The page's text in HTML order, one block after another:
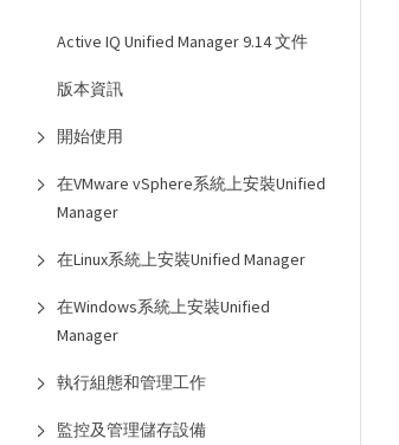
Active IQ Unified Manager 9.14 文件
版本資訊
開始使用
在VMware vSphere系統上安裝Unified
Manager
在Linux系統上安裝Unified Manager
在Windows系統上安裝Unified
Manager
執行組態和管理工作
監控及管理儲存設備